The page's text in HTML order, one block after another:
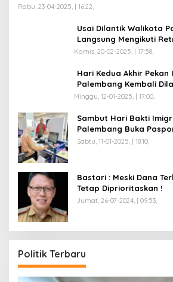
Rabu, 23-04-2025, | 16:22,
Usai Dilantik Walikota
Langsung Mengikuti
Kamis, 20-02-2025, | 17:58,
Hari Kedua Akhir Pekan
Palembang Kembali
Minggu, 12-01-2025, | 17:00,
Sambut Hari Bakti
Palembang Buka
Pekan
Sabtu, 11-01-2025, | 18:10,
Bastari : Meski Dana
Tetap Diprioritaskan !
Jumat, 26-07-2024, | 09:53,
Politik Terbaru